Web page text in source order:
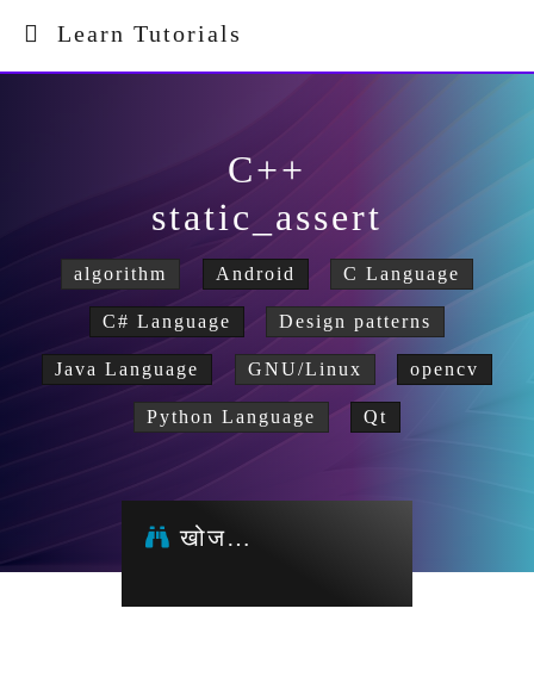
Learn Tutorials
C++
static_assert
algorithm Android C Language
C# Language Design patterns
Java Language GNU/Linux opencv
Python Language Qt
खोज…